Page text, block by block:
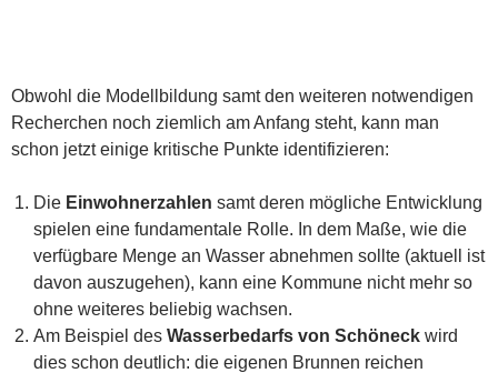
Obwohl die Modellbildung samt den weiteren notwendigen
Recherchen noch ziemlich am Anfang steht, kann man
schon jetzt einige kritische Punkte identifizieren:
Die Einwohnerzahlen samt deren mögliche Entwicklung
spielen eine fundamentale Rolle. In dem Maße, wie die
verfügbare Menge an Wasser abnehmen sollte (aktuell ist
davon auszugehen), kann eine Kommune nicht mehr so
ohne weiteres beliebig wachsen.
Am Beispiel des Wasserbedarfs von Schöneck wird
dies schon deutlich: die eigenen Brunnen reichen